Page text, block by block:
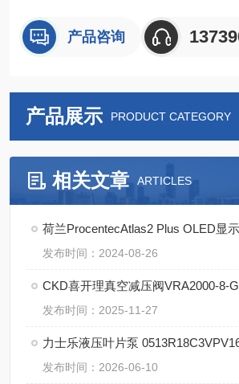
产品咨询
产品展示 PRODUCT CATEGORY
相关文章 ARTICLES
发布时间：2024-08-26
CKD喜开理真空减压阀VRA2000-8-
发布时间：2025-11-27
发布时间：2026-06-10